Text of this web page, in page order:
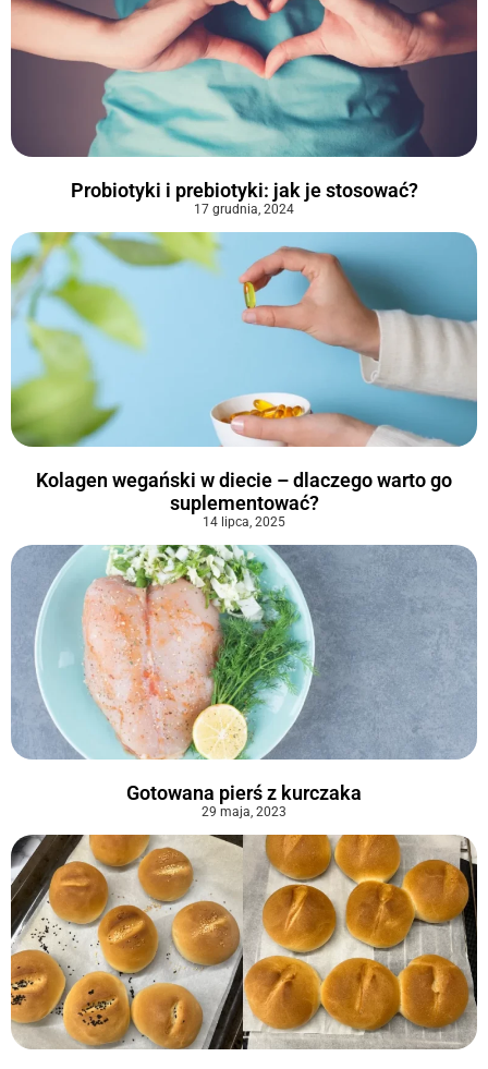
Probiotyki i prebiotyki: jak je stosować?
17 grudnia, 2024
Kolagen wegański w diecie – dlaczego warto go
suplementować?
14 lipca, 2025
Gotowana pierś z kurczaka
29 maja, 2023